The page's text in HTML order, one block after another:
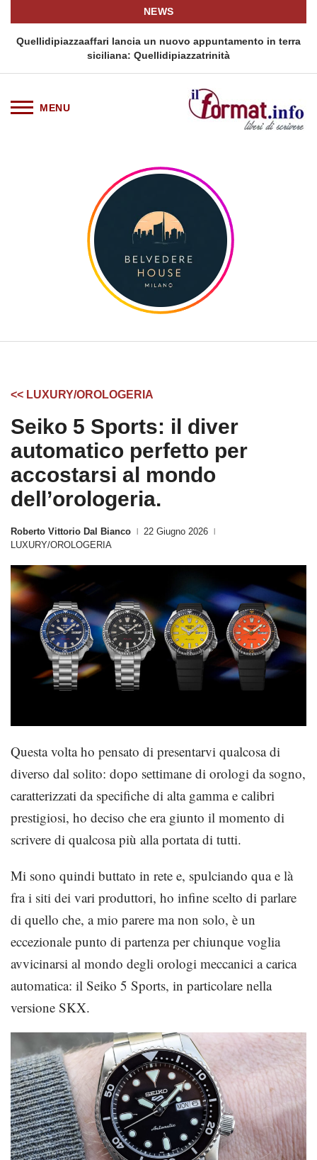
NEWS
Quellidipiazzaaffari lancia un nuovo appuntamento in terra
siciliana: Quellidipiazzatrinità
<< LUXURY/OROLOGERIA
Seiko 5 Sports: il diver
automatico perfetto per
accostarsi al mondo
dell’orologeria.
Roberto Vittorio Dal Bianco 22 Giugno 2026
LUXURY/OROLOGERIA
Questa volta ho pensato di presentarvi qualcosa di
diverso dal solito: dopo settimane di orologi da sogno,
caratterizzati da specifiche di alta gamma e calibri
prestigiosi, ho deciso che era giunto il momento di
scrivere di qualcosa più alla portata di tutti.
Mi sono quindi buttato in rete e, spulciando qua e là
fra i siti dei vari produttori, ho infine scelto di parlare
di quello che, a mio parere ma non solo, è un
eccezionale punto di partenza per chiunque voglia
avvicinarsi al mondo degli orologi meccanici a carica
automatica: il Seiko 5 Sports, in particolare nella
versione SKX.